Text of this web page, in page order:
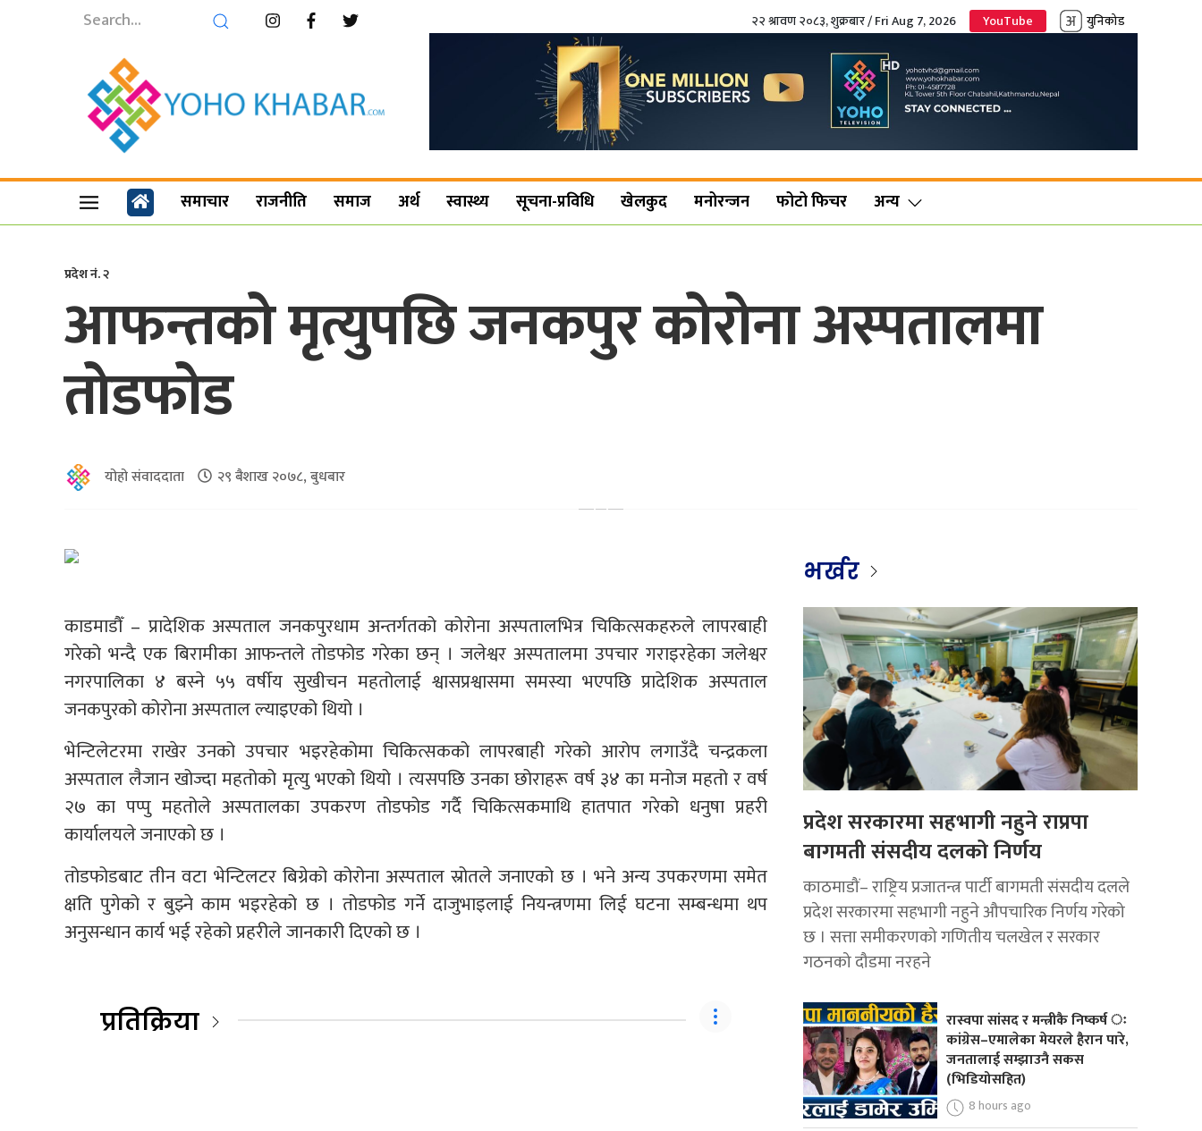
२२ श्रावण २०८३, शुक्रबार / Fri Aug 7, 2026 YouTube युनिकोड
समाचार राजनीति समाज अर्थ स्वास्थ्य सूचना-प्रविधि खेलकुद मनोरन्जन फोटो फिचर अन्य
प्रदेश नं. २
आफन्तको मृत्युपछि जनकपुर कोरोना अस्पतालमा
तोडफोड
योहो संवाददाता २९ बैशाख २०७८, बुधबार
काडमाडौँ – प्रादेशिक अस्पताल जनकपुरधाम अन्तर्गतको कोरोना अस्पतालभित्र चिकित्सकहरुले लापरबाही
गरेको भन्दै एक बिरामीका आफन्तले तोडफोड गरेका छन् । जलेश्वर अस्पतालमा उपचार गराइरहेका जलेश्वर
नगरपालिका ४ बस्ने ५५ वर्षीय सुखीचन महतोलाई श्वासप्रश्वासमा समस्या भएपछि प्रादेशिक अस्पताल
जनकपुरको कोरोना अस्पताल ल्याइएको थियो ।
भेन्टिलेटरमा राखेर उनको उपचार भइरहेकोमा चिकित्सकको लापरबाही गरेको आरोप लगाउँदै चन्द्रकला
अस्पताल लैजान खोज्दा महतोको मृत्यु भएको थियो । त्यसपछि उनका छोराहरू वर्ष ३४ का मनोज महतो र वर्ष
२७ का पप्पु महतोले अस्पतालका उपकरण तोडफोड गर्दै चिकित्सकमाथि हातपात गरेको धनुषा प्रहरी
कार्यालयले जनाएको छ ।
तोडफोडबाट तीन वटा भेन्टिलटर बिग्रेको कोरोना अस्पताल स्रोतले जनाएको छ । भने अन्य उपकरणमा समेत
क्षति पुगेको र बुझ्ने काम भइरहेको छ । तोडफोड गर्ने दाजुभाइलाई नियन्त्रणमा लिई घटना सम्बन्धमा थप
अनुसन्धान कार्य भई रहेको प्रहरीले जानकारी दिएको छ ।
प्रतिक्रिया
भर्खर
प्रदेश सरकारमा सहभागी नहुने राप्रपा
बागमती संसदीय दलको निर्णय
काठमाडौं– राष्ट्रिय प्रजातन्त्र पार्टी बागमती संसदीय दलले
प्रदेश सरकारमा सहभागी नहुने औपचारिक निर्णय गरेको
छ । सत्ता समीकरणको गणितीय चलखेल र सरकार
गठनको दौडमा नरहने
रास्वपा सांसद र मन्त्रीकै निष्कर्ष ः
कांग्रेस–एमालेका मेयरले हैरान पारे,
जनतालाई सम्झाउनै सकस
(भिडियोसहित)
8 hours ago